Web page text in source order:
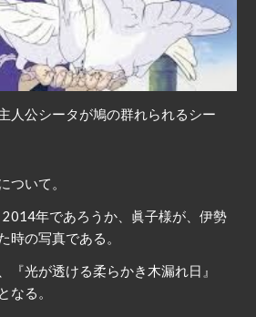
人公シータが鳩の群れられるシー
ついて。
年であろうか、眞子様が、伊勢
時の写真である。
『光が透ける柔らかき木漏れ日』
なる。